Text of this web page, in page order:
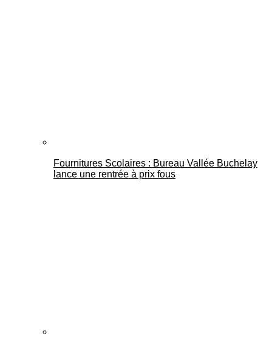
Fournitures Scolaires : Bureau Vallée Buchelay
lance une rentrée à prix fous